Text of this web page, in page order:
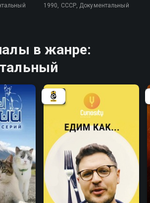
1990, СССР, Документальный
в жанре: